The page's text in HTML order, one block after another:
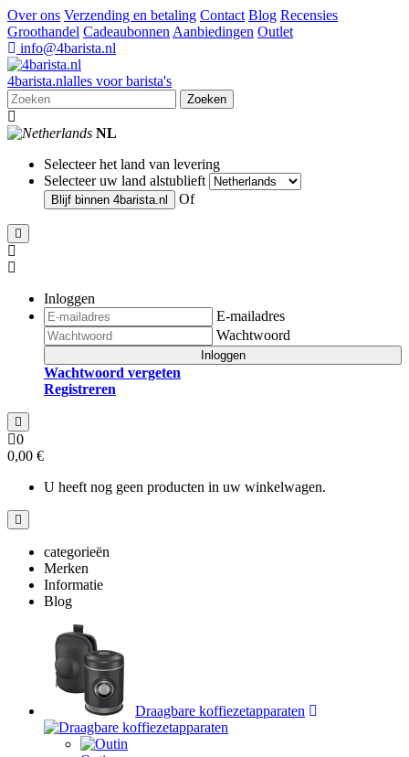
Over ons Verzending en betaling Contact Blog Recensies
Groothandel Cadeaubonnen Aanbiedingen Outlet
info@4barista.nl
4barista.nlalles voor barista's
Zoeken
NL
Selecteer het land van levering
Selecteer uw land alstublieft
Blijf binnen 4barista.nl Of
Inloggen
E-mailadres
Wachtwoord
Inloggen
Wachtwoord vergeten
Registreren
0
0,00 €
U heeft nog geen producten in uw winkelwagen.
categorieën
Merken
Informatie
Blog
Draagbare koffiezetapparaten